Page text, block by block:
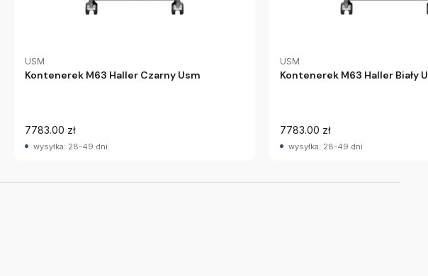
USM
Kontenerek M63 Haller Czarny Usm
7783.00 zł
wysyłka: 28-49 dni
USM
Kontenerek M63 Haller Biały
7783.00 zł
wysyłka: 28-49 dni